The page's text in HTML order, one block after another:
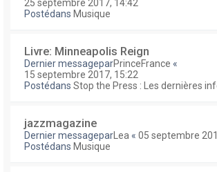
25 septembre 2017, 14:42
Postédans Musique
Livre: Minneapolis Reign
Dernier messageparPrinceFrance «
15 septembre 2017, 15:22
Postédans Stop the Press : Les dernières
jazzmagazine
Dernier messagepar Lea « 05 septembre
Postédans Musique